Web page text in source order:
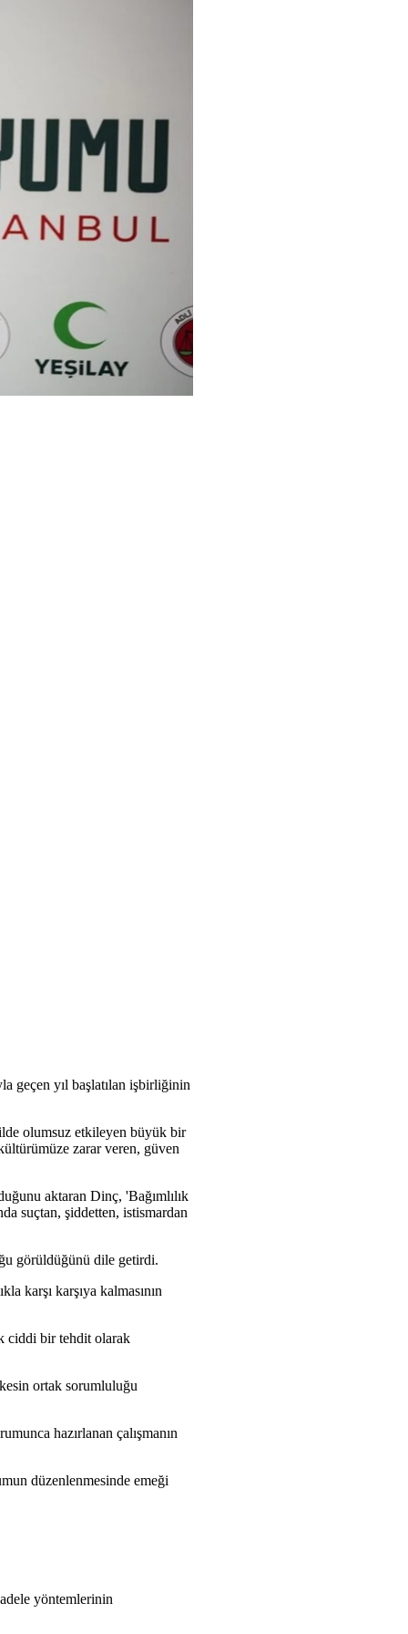
geçen yıl başlatılan işbirliğinin
olumsuz etkileyen büyük bir
zarar veren, güven
aktaran Dinç, 'Bağımlılık
suçtan, şiddetten, istismardan
görüldüğünü dile getirdi.
karşı karşıya kalmasının
ciddi bir tehdit olarak
ortak sorumluluğu
hazırlanan çalışmanın
düzenlenmesinde emeği
yöntemlerinin